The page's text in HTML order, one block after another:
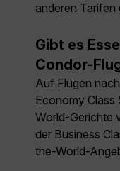
anderen
Gibt es
Condor-
Auf Flügen
Economy
World-Gerichte
der Business
the-World-